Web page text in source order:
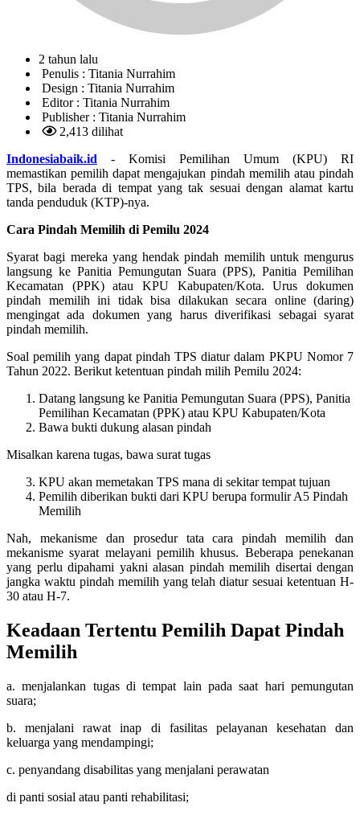
2 tahun lalu
Penulis : Titania Nurrahim
Design : Titania Nurrahim
Editor : Titania Nurrahim
Publisher : Titania Nurrahim
2,413 dilihat
Indonesiabaik.id - Komisi Pemilihan Umum (KPU) RI
memastikan pemilih dapat mengajukan pindah memilih atau pindah
TPS, bila berada di tempat yang tak sesuai dengan alamat kartu
tanda penduduk (KTP)-nya.
Cara Pindah Memilih di Pemilu 2024
Syarat bagi mereka yang hendak pindah memilih untuk mengurus
langsung ke Panitia Pemungutan Suara (PPS), Panitia Pemilihan
Kecamatan (PPK) atau KPU Kabupaten/Kota. Urus dokumen
pindah memilih ini tidak bisa dilakukan secara online (daring)
mengingat ada dokumen yang harus diverifikasi sebagai syarat
pindah memilih.
Soal pemilih yang dapat pindah TPS diatur dalam PKPU Nomor 7
Tahun 2022. Berikut ketentuan pindah milih Pemilu 2024:
Datang langsung ke Panitia Pemungutan Suara (PPS), Panitia
Pemilihan Kecamatan (PPK) atau KPU Kabupaten/Kota
Bawa bukti dukung alasan pindah
Misalkan karena tugas, bawa surat tugas
KPU akan memetakan TPS mana di sekitar tempat tujuan
Pemilih diberikan bukti dari KPU berupa formulir A5 Pindah
Memilih
Nah, mekanisme dan prosedur tata cara pindah memilih dan
mekanisme syarat melayani pemilih khusus. Beberapa penekanan
yang perlu dipahami yakni alasan pindah memilih disertai dengan
jangka waktu pindah memilih yang telah diatur sesuai ketentuan H-
30 atau H-7.
Keadaan Tertentu Pemilih Dapat Pindah
Memilih
a. menjalankan tugas di tempat lain pada saat hari pemungutan
suara;
b. menjalani rawat inap di fasilitas pelayanan kesehatan dan
keluarga yang mendampingi;
c. penyandang disabilitas yang menjalani perawatan
di panti sosial atau panti rehabilitasi;